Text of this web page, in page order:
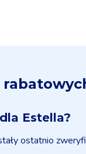
Estella?
ostatnio